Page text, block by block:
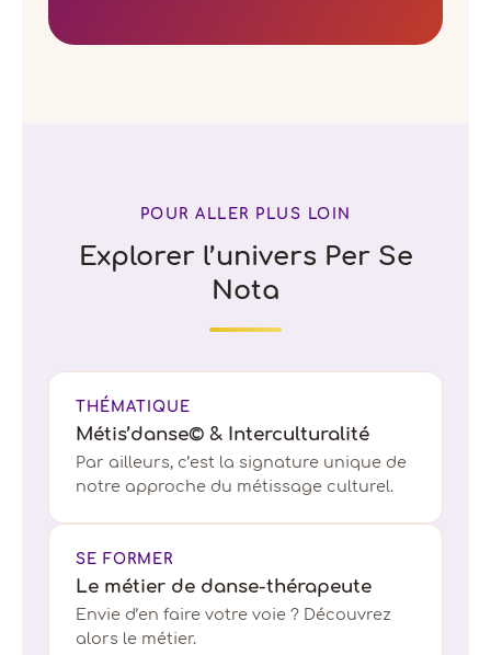
POUR ALLER PLUS LOIN
Explorer l’univers Per Se
Nota
THÉMATIQUE
Métis’danse© & Interculturalité
Par ailleurs, c’est la signature unique de
notre approche du métissage culturel.
SE FORMER
Le métier de danse-thérapeute
Envie d’en faire votre voie ? Découvrez
alors le métier.